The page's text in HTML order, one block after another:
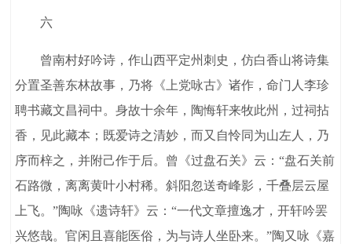
六
曾南村好吟诗，作山西平定州刺史，仿白香山将诗集
分置圣善东林故事，乃将《上党咏古》诸作，命门人李珍
聘书藏文昌祠中。身故十余年，陶悔轩来牧此州，过祠拈
香，见此藏本；既爱诗之清妙，而又自怜同为山左人，乃
序而梓之，并附己作于后。曾《过盘石关》云：“盘石关前
石路微，离离黄叶小村稀。斜阳忽送奇峰影，千叠层云屋
上飞。”陶咏《遗诗轩》云：“一代文章擅逸才，开轩吟罢
兴悠哉。官闲且喜能医俗，为与诗人坐卧来。”陶又咏《嘉